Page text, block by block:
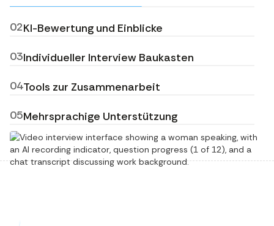
02KI-Bewertung und Einblicke
Erstellen Sie Scorecards in Echtzeit, die
Bewerbungsgesprächen in objektive,
vergleichbare Daten – und verschafft Recruiting-
Teams so sofortige Klarheit über die Eignung der
Kandidaten.
03Individueller Interview Baukasten
Erstellen oder passen Sie Interviews mit voller
Wählen Sie die Kompetenzen, Fragetypen und
Bewertungsgewichtungen aus, die auf das
Einstellungsverfahren oder das Führungsmodell
Ihres Unternehmens abgestimmt sind.
04Tools zur Zusammenarbeit
Zentralisieren Sie Scorecards, Notizen und
Empfehlungen in einem gemeinsamen
Arbeitsbereich.
Recruiter und Hiring Manager können
05Mehrsprachige Unterstützung
Führen Sie Vorstellungsgespräche weltweit in der
bevorzugten Sprache der Kandidaten.